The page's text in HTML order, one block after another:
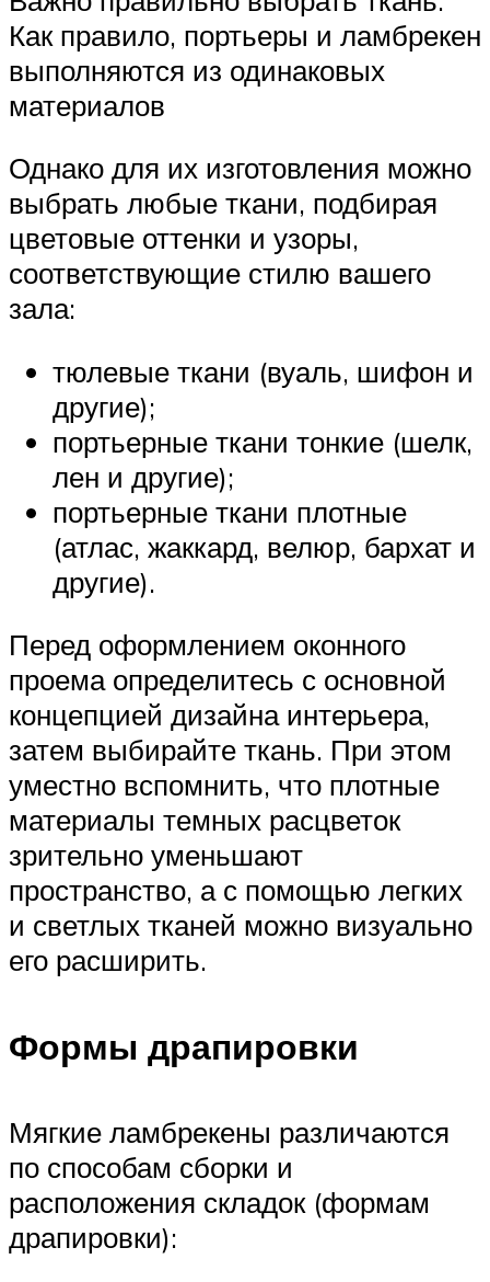
Как правило, портьеры и ламбрекен
выполняются из одинаковых
материалов
Однако для их изготовления можно
выбрать любые ткани, подбирая
цветовые оттенки и узоры,
соответствующие стилю вашего
зала:
тюлевые ткани (вуаль, шифон и
другие);
портьерные ткани тонкие (шелк,
лен и другие);
портьерные ткани плотные
(атлас, жаккард, велюр, бархат и
другие).
Перед оформлением оконного
проема определитесь с основной
концепцией дизайна интерьера,
затем выбирайте ткань. При этом
уместно вспомнить, что плотные
материалы темных расцветок
зрительно уменьшают
пространство, а с помощью легких
и светлых тканей можно визуально
его расширить.
Формы драпировки
Мягкие ламбрекены различаются
по способам сборки и
расположения складок (формам
драпировки):